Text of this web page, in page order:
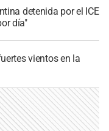
detenida por el ICE
día"
vientos en la